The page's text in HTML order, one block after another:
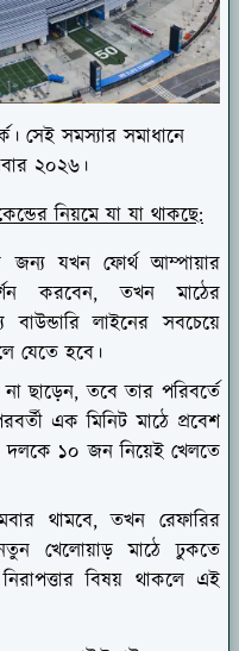
সেই সমস্যার সমাধানে
২০২৬।
নিয়মে যা যা থাকছে:
জন্য যখন ফোর্থ আম্পায়ার
করবেন, তখন মাঠের
লাইনের সবচেয়ে
যেতে হবে।
ছাড়েন, তবে তার পরিবর্তে
এক মিনিট মাঠে প্রবেশ
১০ জন নিয়েই খেলতে
থামবে, তখন রেফারির
খেলোয়াড় মাঠে ঢুকতে
বিষয় থাকলে এই